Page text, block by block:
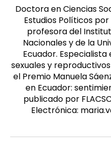
Doctora en Ciencias
Estudios Políticos por
profesora del
Nacionales y de la
Ecuador.
sexuales y
el Premio Manuela
en Ecuador:
publicado por
Electrónica: